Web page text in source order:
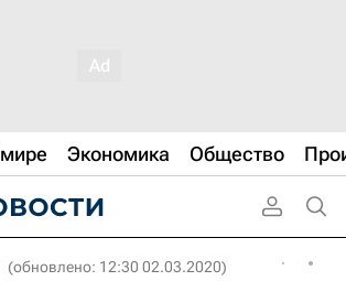
Экономика Общество
(обновлено: 12:30 02.03.2020)